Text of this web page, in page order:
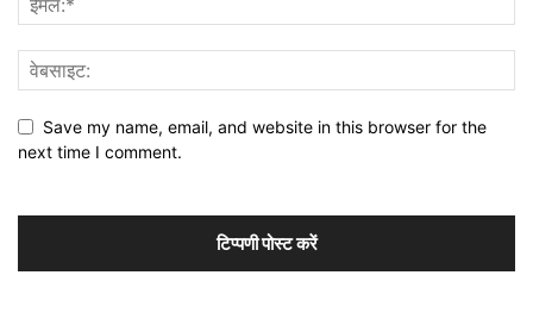
Save my name, email, and website in this browser for the
next time I comment.